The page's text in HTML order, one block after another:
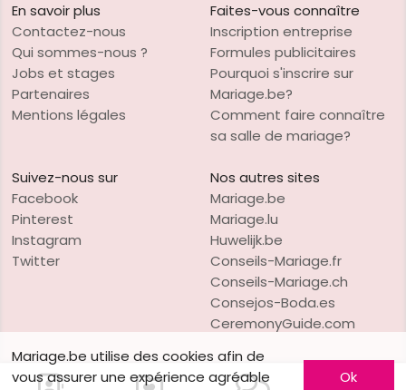
En savoir plus
Contactez-nous
Qui sommes-nous ?
Jobs et stages
Partenaires
Mentions légales
Faites-vous connaître
Inscription entreprise
Formules publicitaires
Pourquoi s'inscrire sur
Mariage.be?
Comment faire connaître
sa salle de mariage?
Suivez-nous sur
Facebook
Pinterest
Instagram
Twitter
Nos autres sites
Mariage.be
Mariage.lu
Huwelijk.be
Conseils-Mariage.fr
Conseils-Mariage.ch
Consejos-Boda.es
CeremonyGuide.com
Mariage.be utilise des cookies afin de
vous assurer une expérience agréable
Ok